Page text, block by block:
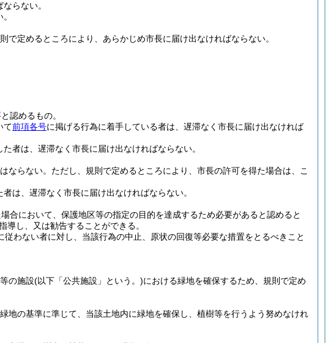
らない。
で定めるところにより、あらかじめ市長に届け出なければならない。
認めるもの。
て前項各号に掲げる行為に着手している者は、遅滞なく市長に届け出なければ
者は、遅滞なく市長に届け出なければならない。
ならない。 ただし、規則で定めるところにより、市長の許可を得た場合は、こ
は、遅滞なく市長に届け出なければならない。
合において、保護地区等の指定の目的を達成するため必要があると認めると
し、又は勧告することができる。
従わない者に対し、当該行為の中止、原状の回復等必要な措置をとるべきこと
の施設(以下「公共施設」という。)における緑地を確保するため、規則で定め
地の基準に準じて、当該土地内に緑地を確保し、植樹等を行うよう努めなけれ